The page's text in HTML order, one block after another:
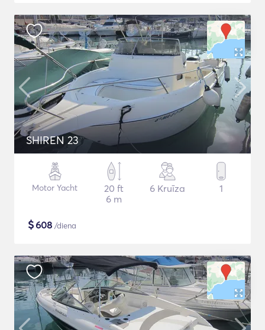
SHIREN 23
Motor Yacht
20 ft
6 m
6 Kruīza 1
$608 /diena